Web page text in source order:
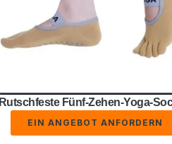
Rutschfeste Fünf-Zehen-Yoga-
EIN ANGEBOT ANFORDERN